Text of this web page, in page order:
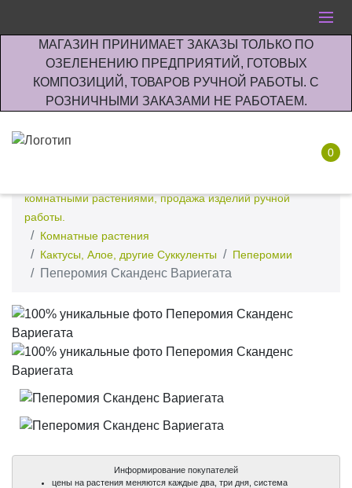
МАГАЗИН ПРИНИМАЕТ ЗАКАЗЫ ТОЛЬКО ПО
ОЗЕЛЕНЕНИЮ ПРЕДПРИЯТИЙ, ГОТОВЫХ
КОМПОЗИЦИЙ, ТОВАРОВ РУЧНОЙ РАБОТЫ. С
РОЗНИЧНЫМИ ЗАКАЗАМИ НЕ РАБОТАЕМ.
0
комнатными растениями, продажа изделий ручной
работы.
Комнатные растения
Кактусы, Алое, другие Суккуленты
Пеперомии
Пеперомия Сканденс Вариегата
Информирование покупателей
цены на растения меняются каждые два, три дня, система